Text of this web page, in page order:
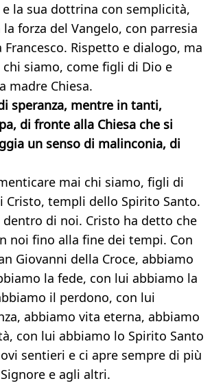
la sua dottrina con semplicità,
forza del Vangelo, con parresia
Francesco. Rispetto e dialogo, ma
siamo, come figli di Dio e
madre Chiesa.
speranza, mentre in tanti,
di fronte alla Chiesa che si
un senso di malinconia, di
mai chi siamo, figli di
Cristo, templi dello Spirito Santo.
dentro di noi. Cristo ha detto che
noi fino alla fine dei tempi. Con
Giovanni della Croce, abbiamo
la fede, con lui abbiamo la
il perdono, con lui
abbiamo vita eterna, abbiamo
con lui abbiamo lo Spirito Santo
sentieri e ci apre sempre di più
e agli altri.